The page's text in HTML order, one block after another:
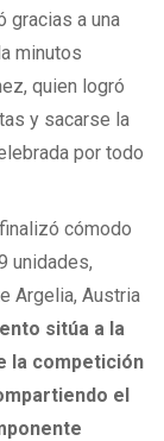
gracias a una
minutos
quien logró
y sacarse la
por todo
cómodo
unidades,
Argelia, Austria
sitúa a la
la competición
el